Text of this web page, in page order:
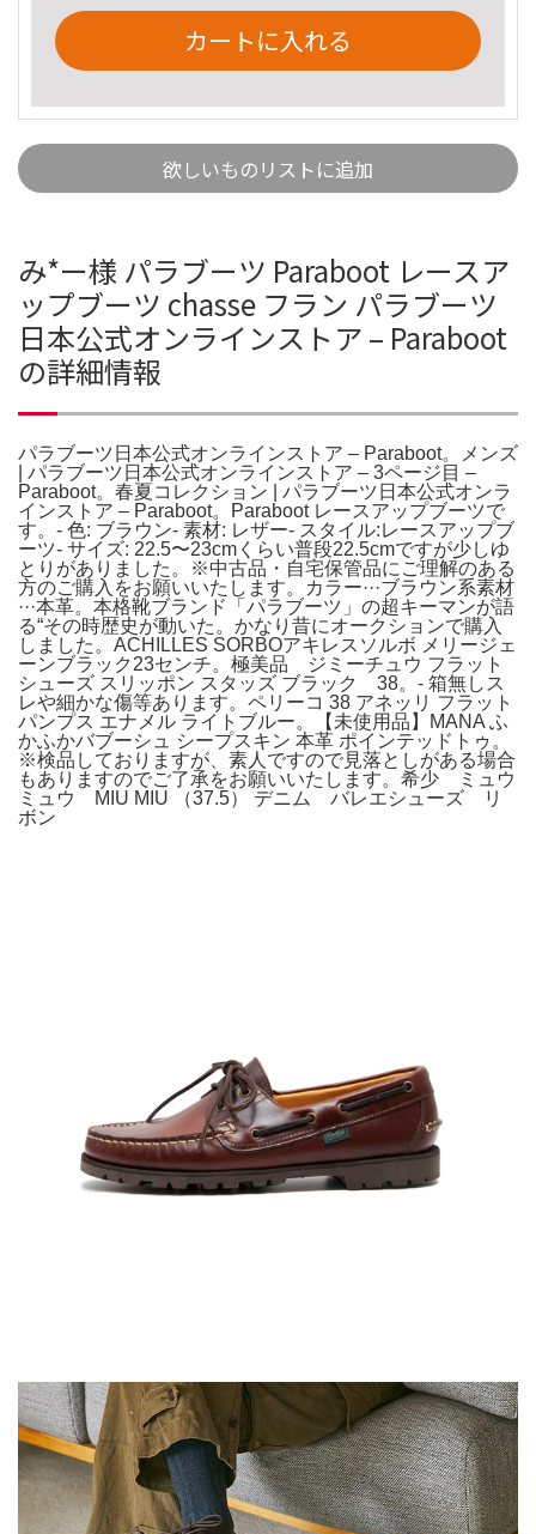
カートに入れる
欲しいものリストに追加
み*ー様 パラブーツ Paraboot レースア
ップブーツ chasse フラン パラブーツ
日本公式オンラインストア – Paraboot
の詳細情報
パラブーツ日本公式オンラインストア – Paraboot。メンズ
| パラブーツ日本公式オンラインストア – 3ページ目 –
Paraboot。春夏コレクション | パラブーツ日本公式オンラ
インストア – Paraboot。Paraboot レースアップブーツで
す。- 色: ブラウン- 素材: レザー- スタイル:レースアップブ
ーツ- サイズ: 22.5〜23cmくらい普段22.5cmですが少しゆ
とりがありました。※中古品・自宅保管品にご理解のある
方のご購入をお願いいたします。カラー···ブラウン系素材
···本革。本格靴ブランド「パラブーツ」の超キーマンが語
る“その時歴史が動いた。かなり昔にオークションで購入
しました。ACHILLES SORBOアキレスソルボ メリージェ
ーンブラック23センチ。極美品 ジミーチュウ フラット
シューズ スリッポン スタッズ ブラック 38。- 箱無しス
レや細かな傷等あります。ペリーコ 38 アネッリ フラット
パンプス エナメル ライトブルー。【未使用品】MANA ふ
かふかバブーシュ シープスキン 本革 ポインテッドトゥ。
※検品しておりますが、素人ですので見落としがある場合
もありますのでご了承をお願いいたします。希少 ミュウ
ミュウ MIU MIU （37.5） デニム バレエシューズ リ
ボン